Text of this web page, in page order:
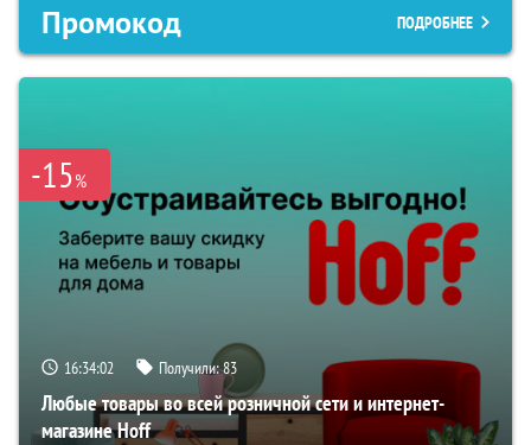
Промокод ПОДРОБНЕЕ
-15%
16:34:01 Получили:83
Любые товары во всей розничной сети и интернет-
магазине Hoff